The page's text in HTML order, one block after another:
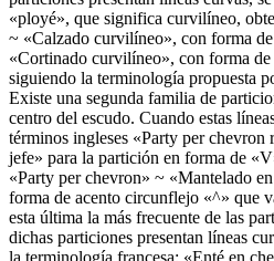
«ployé», que significa curvilíneo,
~ «Calzado curvilíneo», con forma
«Cortinado curvilíneo», con forma
siguiendo la terminología propuesta
Existe una segunda familia de
centro del escudo. Cuando estas
términos ingleses «Party per chevron
jefe» para la partición en forma de «V
«Party per chevron» ~ «Mantelado
forma de acento circunflejo «^» que
esta última la más frecuente de las
dichas particiones presentan líneas
la terminología francesa: «Enté en